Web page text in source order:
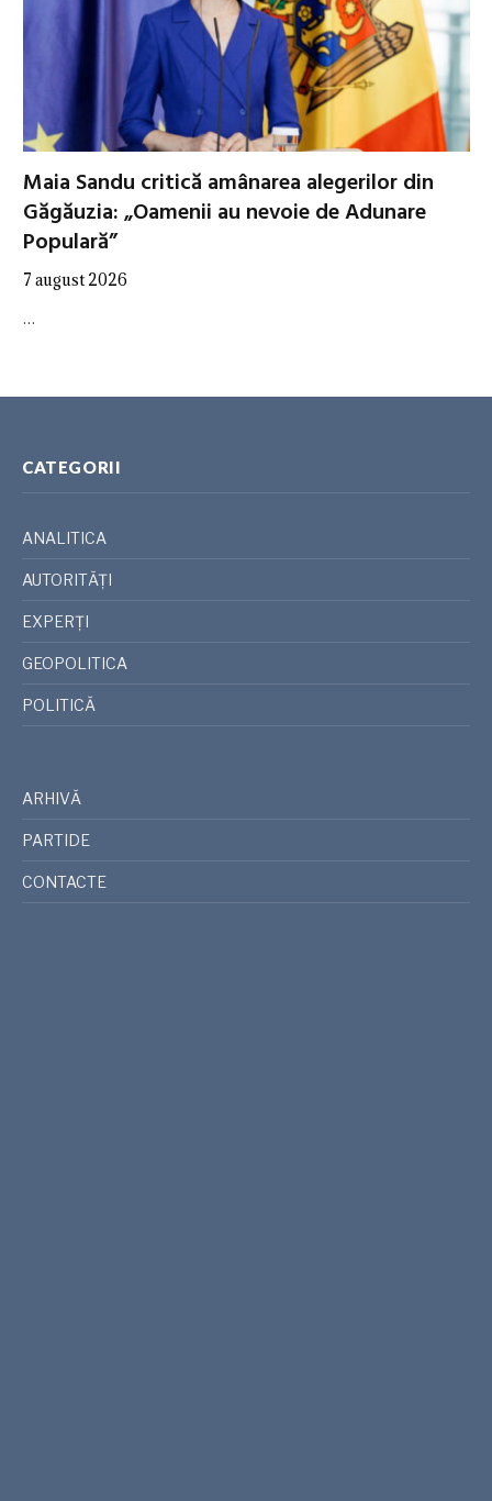
Maia Sandu critică amânarea alegerilor din
Găgăuzia: „Oamenii au nevoie de Adunare
Populară”
7 august 2026
…
CATEGORII
ANALITICA
AUTORITĂȚI
EXPERȚI
GEOPOLITICA
POLITICĂ
ARHIVĂ
PARTIDE
CONTACTE